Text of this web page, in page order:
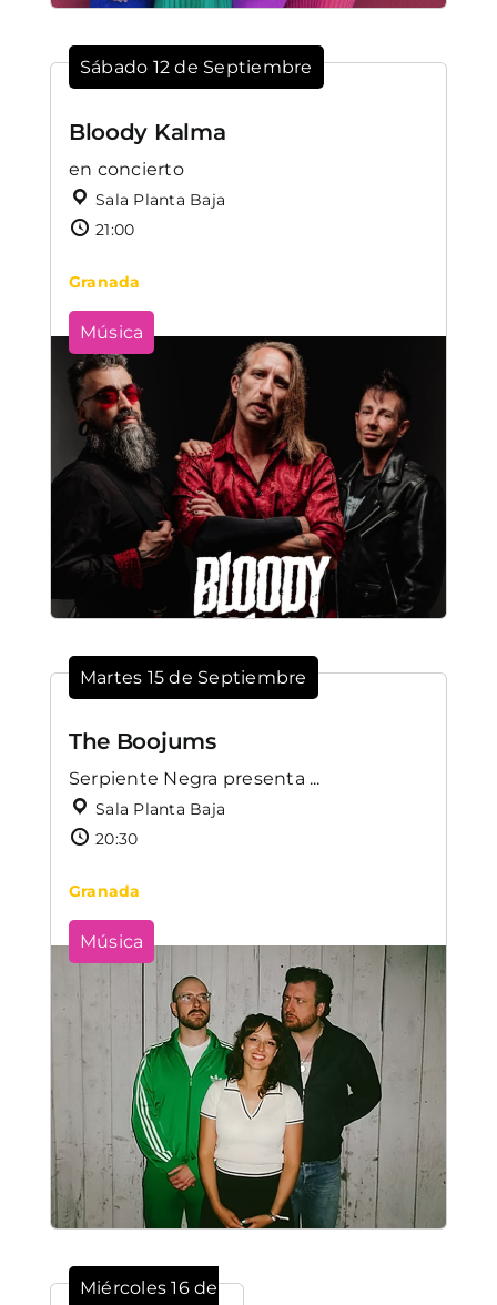
Sábado 12 de Septiembre
Bloody Kalma
en concierto
Sala Planta Baja
21:00
Granada
Música
Martes 15 de Septiembre
The Boojums
Serpiente Negra presenta ...
Sala Planta Baja
20:30
Granada
Música
Miércoles 16 de